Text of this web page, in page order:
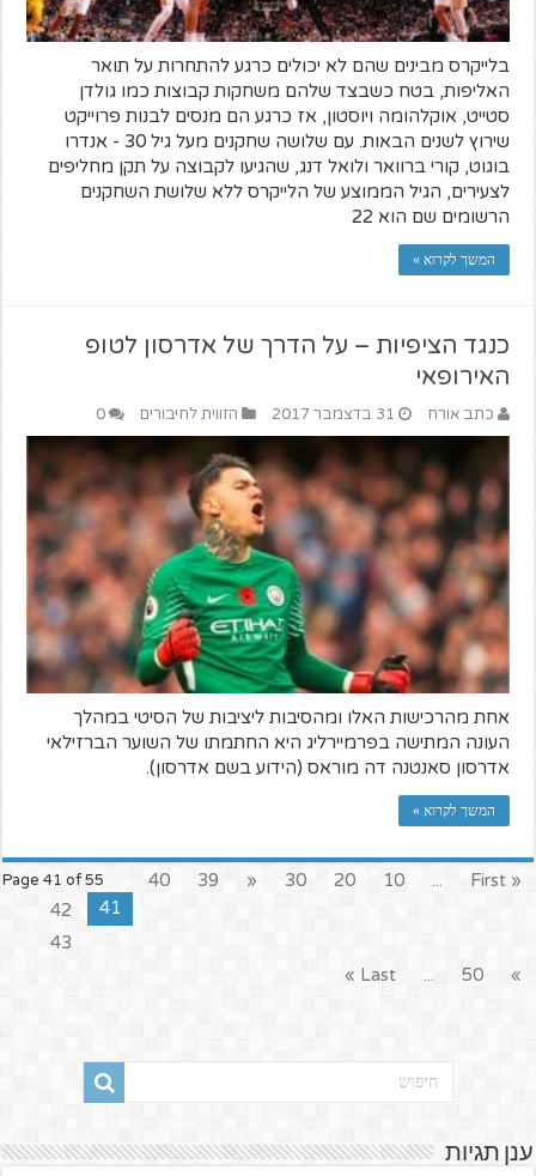
בלייקרס מבינים שהם לא יכולים כרגע להתחרות על תואר
האליפות, בטח כשבצד שלהם משחקות קבוצות כמו גולדן
סטייט, אוקלהומה ויוסטון, אז כרגע הם מנסים לבנות פרוייקט
שירוץ לשנים הבאות. עם שלושה שחקנים מעל גיל 30 - אנדרו
בוגוט, קורי ברוואר ולואל דנג, שהגיעו לקבוצה על תקן מחליפים
לצעירים, הגיל הממוצע של הלייקרס ללא שלושת השחקנים
הרשומים שם הוא 22
המשך לקרוא »
כנגד הציפיות – על הדרך של אדרסון לטופ
האירופאי
כתב אורח 31 בדצמבר 2017 הזווית לחיבורים 0
אחת מהרכישות האלו ומהסיבות ליציבות של הסיטי במהלך
העונה המתישה בפרמיירליג היא החתמתו של השוער הברזילאי
אדרסון סאנטנה דה מוראס (הידוע בשם אדרסון).
המשך לקרוא »
Page 41 of 55 « First
...
10
20
30
«
39
40
41
42
43
»
50
...
Last »
ענן תגיות